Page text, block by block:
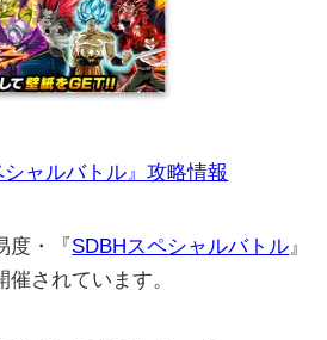
シャルバトル』攻略情報
度・『SDBHスペシャルバトル 』
されています。